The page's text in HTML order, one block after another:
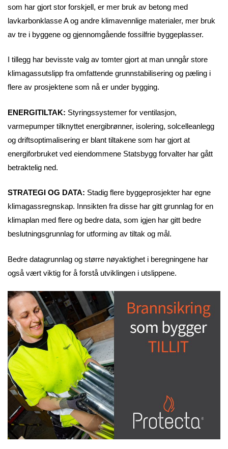
som har gjort stor forskjell, er mer bruk av betong med
lavkarbonklasse A og andre klimavennlige materialer, mer bruk
av tre i byggene og gjennomgående fossilfrie byggeplasser.
I tillegg har bevisste valg av tomter gjort at man unngår store
klimagassutslipp fra omfattende grunnstabilisering og pæling i
flere av prosjektene som nå er under bygging.
ENERGITILTAK: Styringssystemer for ventilasjon,
varmepumper tilknyttet energibrønner, isolering, solcelleanlegg
og driftsoptimalisering er blant tiltakene som har gjort at
energiforbruket ved eiendommene Statsbygg forvalter har gått
betraktelig ned.
STRATEGI OG DATA: Stadig flere byggeprosjekter har egne
klimagassregnskap. Innsikten fra disse har gitt grunnlag for en
klimaplan med flere og bedre data, som igjen har gitt bedre
beslutningsgrunnlag for utforming av tiltak og mål.
Bedre datagrunnlag og større nøyaktighet i beregningene har
også vært viktig for å forstå utviklingen i utslippene.